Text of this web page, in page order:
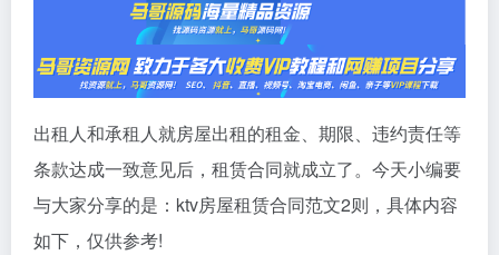
出租人和承租人就房屋出租的租金、期限、违约责任等
条款达成一致意见后，租赁合同就成立了。今天小编要
与大家分享的是：ktv房屋租赁合同范文2则，具体内容
如下，仅供参考!